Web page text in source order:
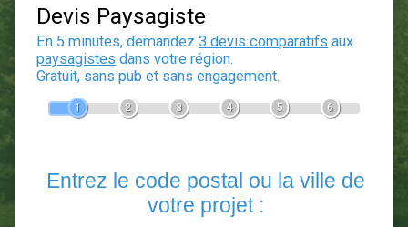
Devis Paysagiste
En 5 minutes, demandez3 devis comparatifs
2 3